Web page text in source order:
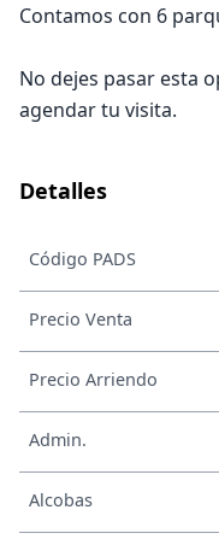
Contamos con 6
No dejes pasar esta
agendar tu visita.
Detalles
Código PADS
Precio Venta
Precio Arriendo
Admin.
Alcobas